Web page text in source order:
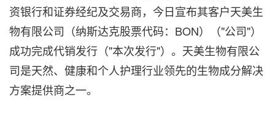
资银行和证券经纪及交易商，今日宣布其客户天美生
物有限公司（纳斯达克股票代码：BON）（"公司"）
成功完成代销发行（"本次发行"）。天美生物有限公
司是天然、健康和个人护理行业领先的生物成分解决
方案提供商之一。